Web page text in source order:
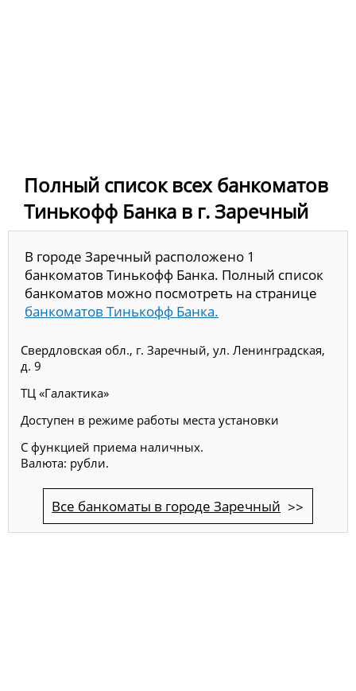
Полный список всех банкоматов
Тинькофф Банка в г. Заречный
В городе Заречный расположено 1
банкоматов Тинькофф Банка. Полный список
банкоматов можно посмотреть на странице
банкоматов Тинькофф Банка.
Свердловская обл., г. Заречный, ул. Ленинградская,
д. 9
ТЦ «Галактика»
Доступен в режиме работы места установки
С функцией приема наличных.
Валюта: рубли.
Все банкоматы в городе Заречный